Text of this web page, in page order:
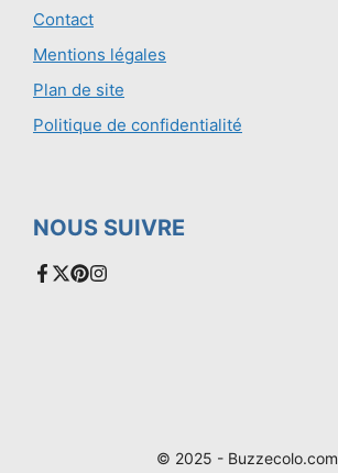
Contact
Mentions légales
Plan de site
Politique de confidentialité
NOUS SUIVRE
© 2025 - Buzzecolo.com